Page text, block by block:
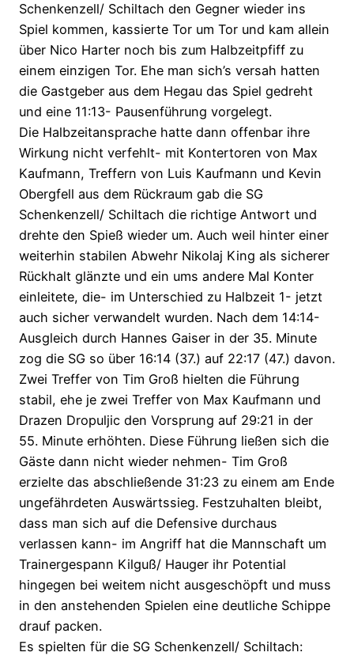
Schenkenzell/ Schiltach den Gegner wieder ins
Spiel kommen, kassierte Tor um Tor und kam allein
über Nico Harter noch bis zum Halbzeitpfiff zu
einem einzigen Tor. Ehe man sich’s versah hatten
die Gastgeber aus dem Hegau das Spiel gedreht
und eine 11:13- Pausenführung vorgelegt.
Die Halbzeitansprache hatte dann offenbar ihre
Wirkung nicht verfehlt- mit Kontertoren von Max
Kaufmann, Treffern von Luis Kaufmann und Kevin
Obergfell aus dem Rückraum gab die SG
Schenkenzell/ Schiltach die richtige Antwort und
drehte den Spieß wieder um. Auch weil hinter einer
weiterhin stabilen Abwehr Nikolaj King als sicherer
Rückhalt glänzte und ein ums andere Mal Konter
einleitete, die- im Unterschied zu Halbzeit 1- jetzt
auch sicher verwandelt wurden. Nach dem 14:14-
Ausgleich durch Hannes Gaiser in der 35. Minute
zog die SG so über 16:14 (37.) auf 22:17 (47.) davon.
Zwei Treffer von Tim Groß hielten die Führung
stabil, ehe je zwei Treffer von Max Kaufmann und
Drazen Dropuljic den Vorsprung auf 29:21 in der
55. Minute erhöhten. Diese Führung ließen sich die
Gäste dann nicht wieder nehmen- Tim Groß
erzielte das abschließende 31:23 zu einem am Ende
ungefährdeten Auswärtssieg. Festzuhalten bleibt,
dass man sich auf die Defensive durchaus
verlassen kann- im Angriff hat die Mannschaft um
Trainergespann Kilguß/ Hauger ihr Potential
hingegen bei weitem nicht ausgeschöpft und muss
in den anstehenden Spielen eine deutliche Schippe
drauf packen.
Es spielten für die SG Schenkenzell/ Schiltach: